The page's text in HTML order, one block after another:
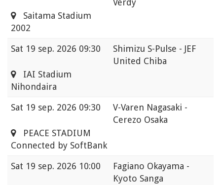
Verdy
Saitama Stadium
2002
Sat 19 sep. 2026 09:30
Shimizu S-Pulse - JEF
United Chiba
IAI Stadium
Nihondaira
Sat 19 sep. 2026 09:30
V-Varen Nagasaki -
Cerezo Osaka
PEACE STADIUM
Connected by SoftBank
Sat 19 sep. 2026 10:00
Fagiano Okayama -
Kyoto Sanga